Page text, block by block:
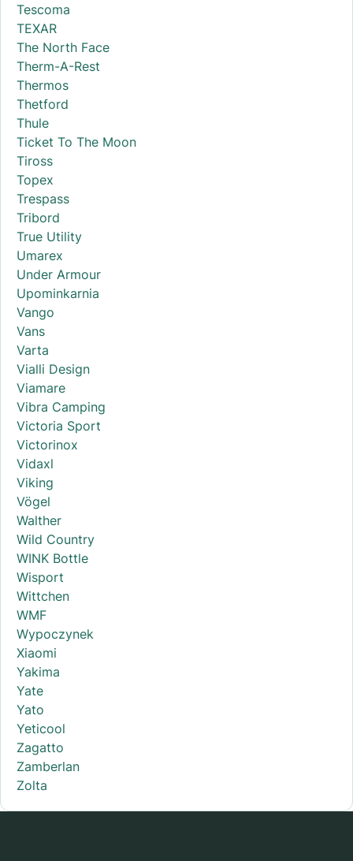
Tescoma
TEXAR
The North Face
Therm-A-Rest
Thermos
Thetford
Thule
Ticket To The Moon
Tiross
Topex
Trespass
Tribord
True Utility
Umarex
Under Armour
Upominkarnia
Vango
Vans
Varta
Vialli Design
Viamare
Vibra Camping
Victoria Sport
Victorinox
Vidaxl
Viking
Vögel
Walther
Wild Country
WINK Bottle
Wisport
Wittchen
WMF
Wypoczynek
Xiaomi
Yakima
Yate
Yato
Yeticool
Zagatto
Zamberlan
Zolta